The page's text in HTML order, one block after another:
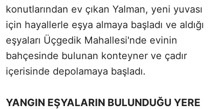
konutlarından ev çıkan Yalman, yeni yuvası
için hayallerle eşya almaya başladı ve aldığı
eşyaları Üçgedik Mahallesi'nde evinin
bahçesinde bulunan konteyner ve çadır
içerisinde depolamaya başladı.
YANGIN EŞYALARIN BULUNDUĞU YERE